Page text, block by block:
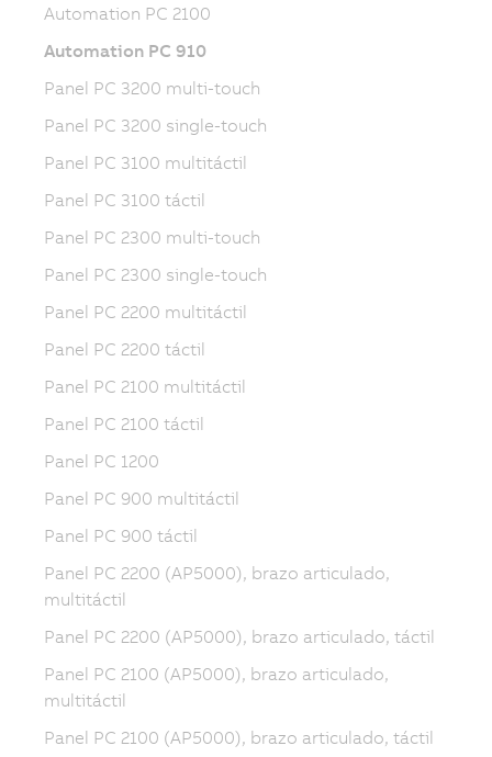
Automation PC 2100
Automation PC 910
Panel PC 3200 multi-touch
Panel PC 3200 single-touch
Panel PC 3100 multitáctil
Panel PC 3100 táctil
Panel PC 2300 multi-touch
Panel PC 2300 single-touch
Panel PC 2200 multitáctil
Panel PC 2200 táctil
Panel PC 2100 multitáctil
Panel PC 2100 táctil
Panel PC 1200
Panel PC 900 multitáctil
Panel PC 900 táctil
Panel PC 2200 (AP5000), brazo articulado,
multitáctil
Panel PC 2200 (AP5000), brazo articulado, táctil
Panel PC 2100 (AP5000), brazo articulado,
multitáctil
Panel PC 2100 (AP5000), brazo articulado, táctil